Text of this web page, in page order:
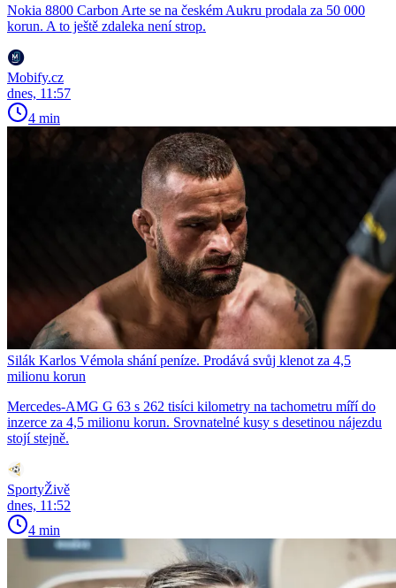
Nokia 8800 Carbon Arte se na českém Aukru prodala za 50 000
korun. A to ještě zdaleka není strop.
Mobify.cz
dnes, 11:57
4 min
Silák Karlos Vémola shání peníze. Prodává svůj klenot za 4,5
milionu korun
Mercedes-AMG G 63 s 262 tisíci kilometry na tachometru míří do
inzerce za 4,5 milionu korun. Srovnatelné kusy s desetinou nájezdu
stojí stejně.
SportyŽivě
dnes, 11:52
4 min